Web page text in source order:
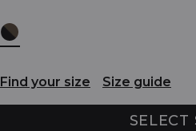
Find your size Size guide
SELECT